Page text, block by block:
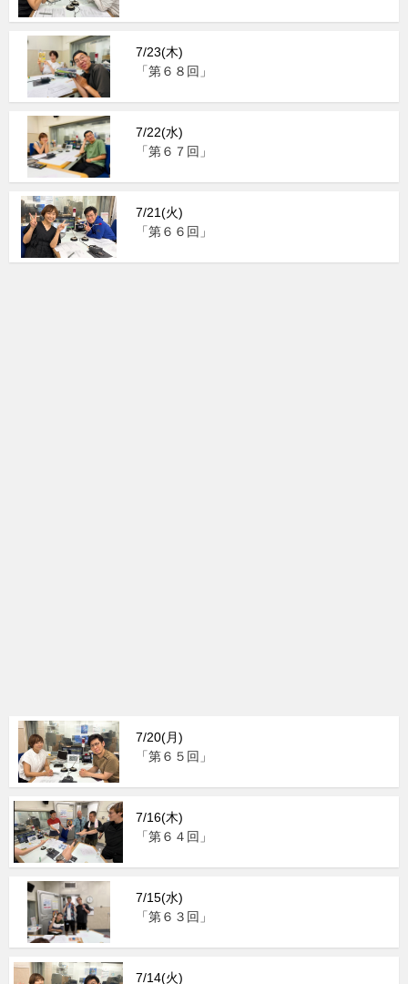
7/23(木)
「第６８回」
7/22(水)
「第６７回」
7/21(火)
「第６６回」
7/20(月)
「第６５回」
7/16(木)
「第６４回」
7/15(水)
「第６３回」
7/14(火)